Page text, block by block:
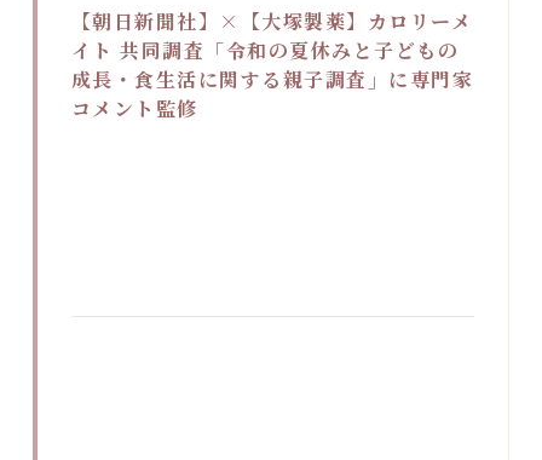
【朝日新聞社】×【大塚製薬】カロリーメ
イト 共同調査「令和の夏休みと子どもの
成長・食生活に関する親子調査」に専門家
コメント監修